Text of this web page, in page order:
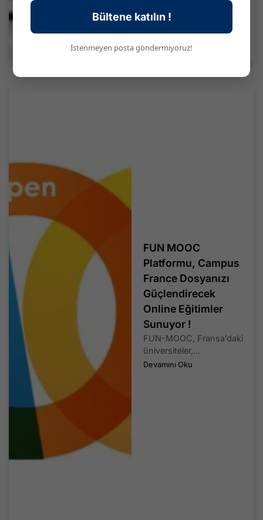
FUN MOOC
Platformu, Campus
France Dosyanızı
Güçlendirecek
Online Eğitimler
Sunuyor !
FUN-MOOC, Fransa’daki
üniversiteler,...
Devamını Oku
Bültene katılın !
İstenmeyen posta göndermiyoruz!